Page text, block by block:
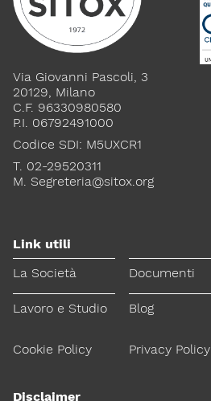
Via Giovanni Pascoli, 3
20129, Milano
C.F. 96330980580
P.I. 06792491000
Codice SDI: M5UXCR1
T. 02-29520311
M. Segreteria@sitox.org
Link utili
La Società
Documenti
Lavoro e Studio Blog
Cookie Policy Privacy Policy
Disclaimer